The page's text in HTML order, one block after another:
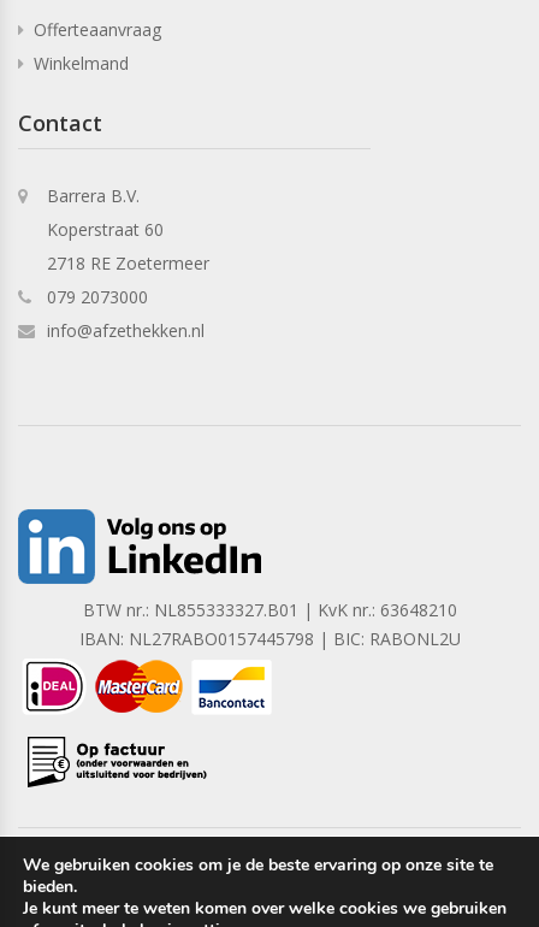
Offerteaanvraag
Winkelmand
Contact
Barrera B.V.
Koperstraat 60
2718 RE Zoetermeer
079 2073000
info@afzethekken.nl
BTW nr.: NL855333327.B01 | KvK nr.: 63648210
IBAN: NL27RABO0157445798 | BIC: RABONL2U
Copyright © 2023 Barrera B.V. Alle rechten voorbehouden.
We gebruiken cookies om je de beste ervaring op onze site te
bieden.
Je kunt meer te weten komen over welke cookies we gebruiken